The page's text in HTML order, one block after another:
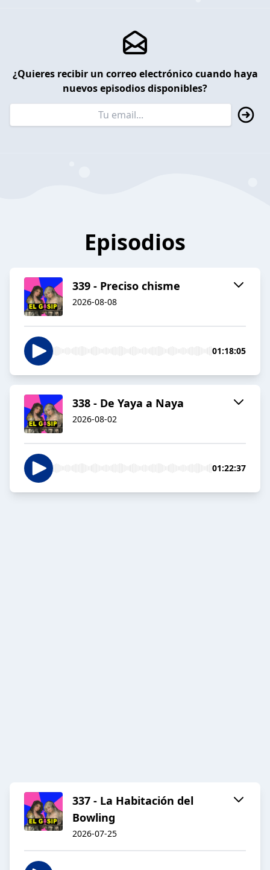
¿Quieres recibir un correo electrónico cuando haya
nuevos episodios disponibles?
Episodios
339 - Preciso chisme
2026-08-08
01:18:05
338 - De Yaya a Naya
2026-08-02
01:22:37
337 - La Habitación del
Bowling
2026-07-25